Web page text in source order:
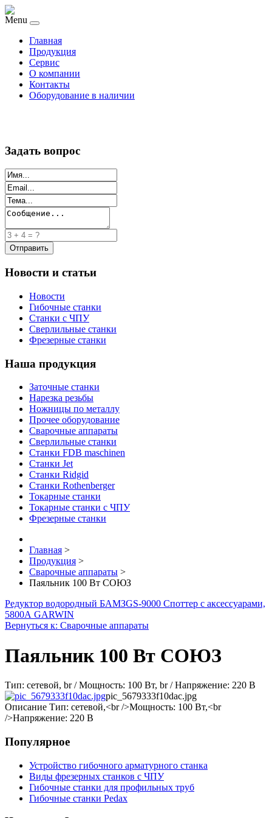
Menu
Главная
Продукция
Сервис
О компании
Контакты
Оборудование в наличии
Задать вопрос
Новости и статьи
Новости
Гибочные станки
Станки с ЧПУ
Сверлильные станки
Фрезерные станки
Наша продукция
Заточные станки
Нарезка резьбы
Ножницы по металлу
Прочее оборудование
Сварочные аппараты
Сверлильные станки
Станки FDB maschinen
Станки Jet
Станки Ridgid
Станки Rothenberger
Токарные станки
Токарные станки с ЧПУ
Фрезерные станки
Главная >
Продукция >
Сварочные аппараты >
Паяльник 100 Вт СОЮЗ
Редуктор водородный БАМЗGS-9000 Споттер с аксессуарами,
5800А GARWIN
Вернуться к: Сварочные аппараты
Паяльник 100 Вт СОЮЗ
Тип: сетевой, br / Мощность: 100 Вт, br / Напряжение: 220 В
pic_5679333f10dac.jpg
Описание Тип: сетевой,<br />Мощность: 100 Вт,<br
/>Напряжение: 220 В
Популярное
Устройство гибочного арматурного станка
Виды фрезерных станков с ЧПУ
Гибочные станки для профильных труб
Гибочные станки Pedax